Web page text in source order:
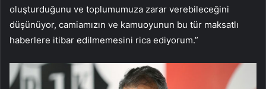
oluşturduğunu ve toplumumuza zarar verebileceğini
düşünüyor, camiamızın ve kamuoyunun bu tür maksatlı
haberlere itibar edilmemesini rica ediyorum.”